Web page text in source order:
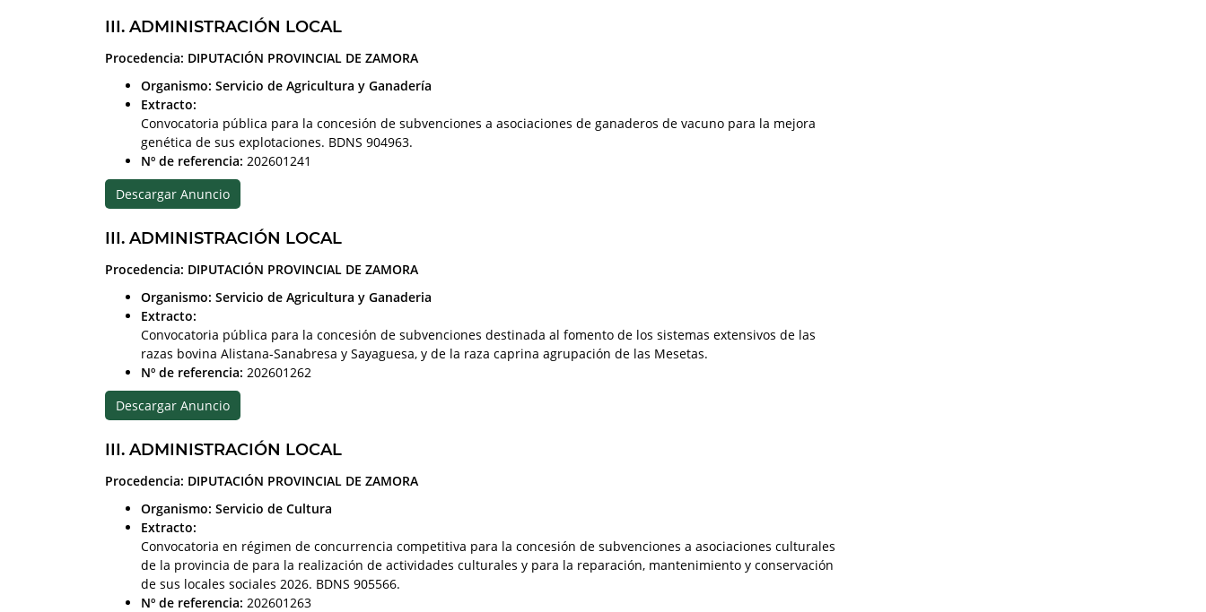
III. ADMINISTRACIÓN LOCAL
Procedencia: DIPUTACIÓN PROVINCIAL DE ZAMORA
Organismo: Servicio de Agricultura y Ganadería
Extracto:
Convocatoria pública para la concesión de subvenciones a asociaciones de ganaderos de vacuno para la mejora
genética de sus explotaciones. BDNS 904963.
Nº de referencia: 202601241
Descargar Anuncio
III. ADMINISTRACIÓN LOCAL
Procedencia: DIPUTACIÓN PROVINCIAL DE ZAMORA
Organismo: Servicio de Agricultura y Ganaderia
Extracto:
Convocatoria pública para la concesión de subvenciones destinada al fomento de los sistemas extensivos de las
razas bovina Alistana-Sanabresa y Sayaguesa, y de la raza caprina agrupación de las Mesetas.
Nº de referencia: 202601262
Descargar Anuncio
III. ADMINISTRACIÓN LOCAL
Procedencia: DIPUTACIÓN PROVINCIAL DE ZAMORA
Organismo: Servicio de Cultura
Extracto:
Convocatoria en régimen de concurrencia competitiva para la concesión de subvenciones a asociaciones culturales
de la provincia de para la realización de actividades culturales y para la reparación, mantenimiento y conservación
de sus locales sociales 2026. BDNS 905566.
Nº de referencia: 202601263